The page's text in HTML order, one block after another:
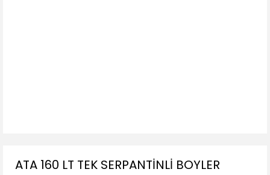
ATA 160 LT TEK SERPANTİNLİ BOYLER